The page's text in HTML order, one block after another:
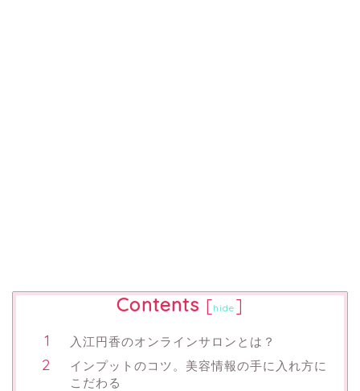
Contents [hide ]
入江円香のオンラインサロンとは？
インプットのコツ。美容情報の手に入れ方に
こだわる